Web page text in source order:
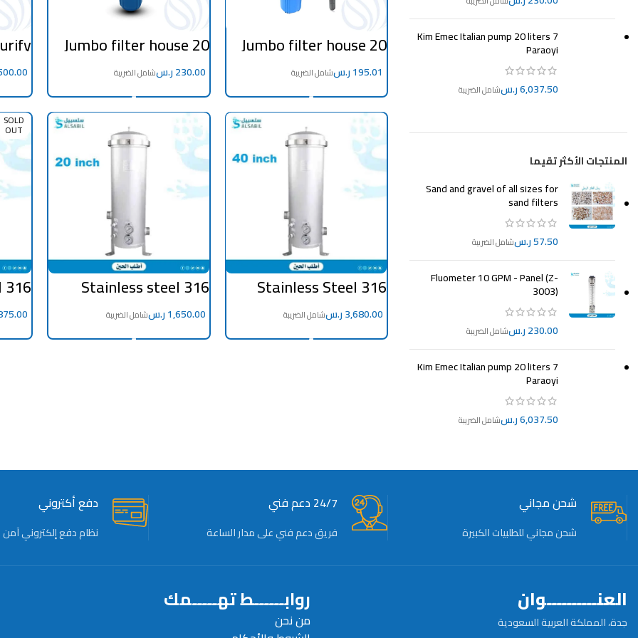
Kim Emec Italian pump 20 liters 7
Paraoyi
ر.س
المنتجات الأكثر تقيما
Sand and gravel of all sizes for
sand filters
ر.س
Fluometer 10 GPM - Panel (Z-
3003)
ر.س
Kim Emec Italian pump 20 liters 7
Paraoyi
ر.س
Jumbo filter house 20
inch (inch) 1 single
stage for tanks and
public line
ر.س
Jumbo filter house 20
inch (inch) 1 single
stage from Italian
Atlas for tanks and
public line
ر.س
Stainless Steel 316
Filter 40 Inch * 5
Internal Cartridges
ر.س
Stainless steel 316
filter size 20 inch * 5
internal cartridges
ر.س
SOLD
OUT
* 5
شحن مجاني
شحن مجاني للطلبيات الكبيرة
24/7 دعم فني
فريق دعم فني على مدار الساعة
دفع أكتروني
نظام دفع إلكتروني آمن
العنــــــــــوان
جدة، المملكة العربية السعودية
روابــــــط تهـــــمك
من نحن